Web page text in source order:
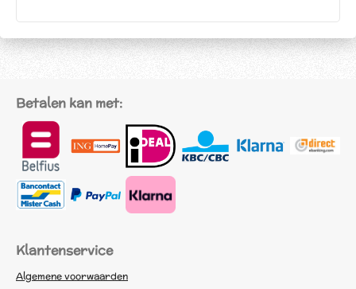
Betalen kan met:
Klantenservice
Algemene voorwaarden